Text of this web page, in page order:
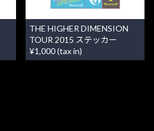
THE HIGHER DIMENSION
TOUR 2015 ステッカー
¥1,000 (tax in)